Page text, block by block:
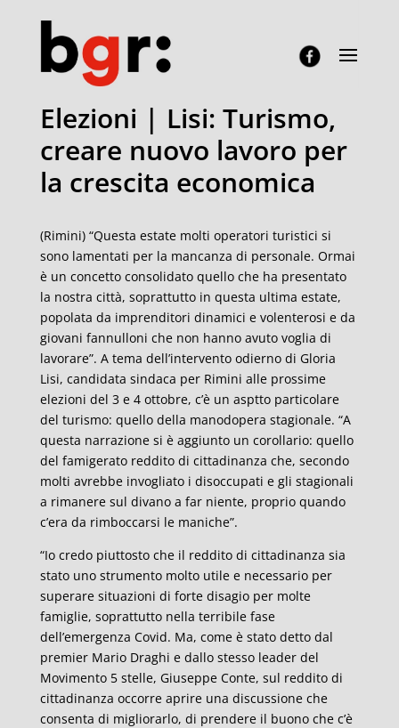
Elezioni | Lisi: Turismo,
creare nuovo lavoro per
la crescita economica
(Rimini) “Questa estate molti operatori turistici si
sono lamentati per la mancanza di personale. Ormai
è un concetto consolidato quello che ha presentato
la nostra città, soprattutto in questa ultima estate,
popolata da imprenditori dinamici e volenterosi e da
giovani fannulloni che non hanno avuto voglia di
lavorare”. A tema dell’intervento odierno di Gloria
Lisi, candidata sindaca per Rimini alle prossime
elezioni del 3 e 4 ottobre, c’è un asptto particolare
del turismo: quello della manodopera stagionale. “A
questa narrazione si è aggiunto un corollario: quello
del famigerato reddito di cittadinanza che, secondo
molti avrebbe invogliato i disoccupati e gli stagionali
a rimanere sul divano a far niente, proprio quando
c’era da rimboccarsi le maniche”.
“Io credo piuttosto che il reddito di cittadinanza sia
stato uno strumento molto utile e necessario per
superare situazioni di forte disagio per molte
famiglie, soprattutto nella terribile fase
dell’emergenza Covid. Ma, come è stato detto dal
premier Mario Draghi e dallo stesso leader del
Movimento 5 stelle, Giuseppe Conte, sul reddito di
cittadinanza occorre aprire una discussione che
consenta di migliorarlo, di prendere il buono che c’è